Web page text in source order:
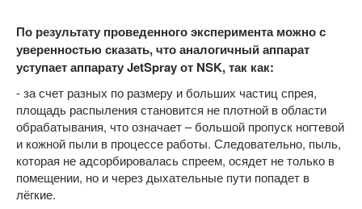
По результату проведенного эксперимента можно с
уверенностью сказать, что аналогичный аппарат
уступает аппарату JetSpray от NSK, так как:
- за счет разных по размеру и больших частиц спрея,
площадь распыления становится не плотной в области
обрабатывания, что означает – большой пропуск ногтевой
и кожной пыли в процессе работы. Следовательно, пыль,
которая не адсорбировалась спреем, осядет не только в
помещении, но и через дыхательные пути попадет в
лёгкие.